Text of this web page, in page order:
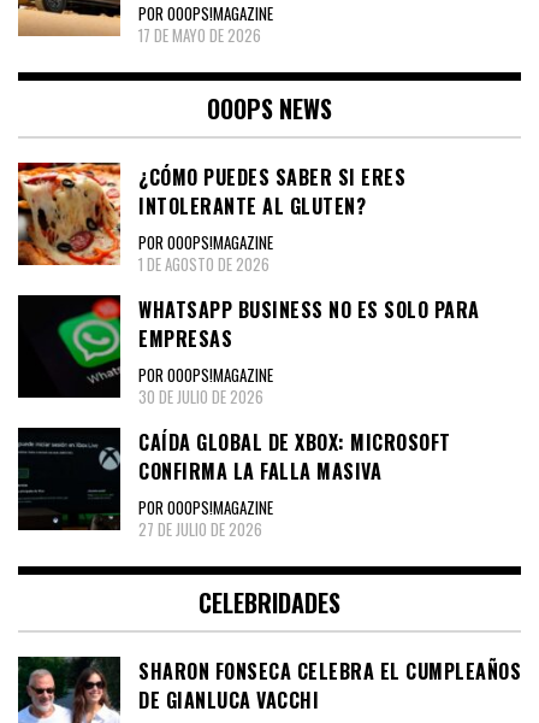
POR OOOPS!MAGAZINE
17 DE MAYO DE 2026
OOOPS NEWS
¿CÓMO PUEDES SABER SI ERES
INTOLERANTE AL GLUTEN?
POR OOOPS!MAGAZINE
1 DE AGOSTO DE 2026
WHATSAPP BUSINESS NO ES SOLO PARA
EMPRESAS
POR OOOPS!MAGAZINE
30 DE JULIO DE 2026
CAÍDA GLOBAL DE XBOX: MICROSOFT
CONFIRMA LA FALLA MASIVA
POR OOOPS!MAGAZINE
27 DE JULIO DE 2026
CELEBRIDADES
SHARON FONSECA CELEBRA EL CUMPLEAÑOS
DE GIANLUCA VACCHI